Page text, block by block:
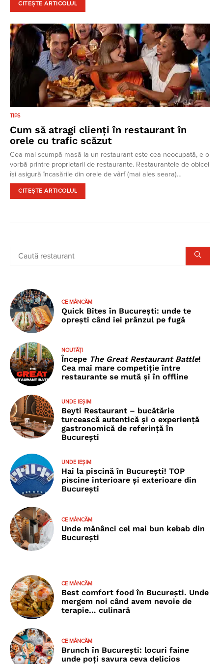
CITEȘTE ARTICOLUL
TIPS
Cum să atragi clienți în restaurant în
orele cu trafic scăzut
Cea mai scumpă masă la un restaurant este cea neocupată, e o
vorbă printre proprietarii de restaurante. Restaurantele de obicei
își asigură încasările din orele de vârf (mai ales seara)…
CITEȘTE ARTICOLUL
CE MÂNCĂM
Quick Bites în București: unde te
oprești când iei prânzul pe fugă
NOUTĂȚI
Începe The Great Restaurant Battle!
Cea mai mare competiție între
restaurante se mută și în offline
UNDE IEȘIM
Beyti Restaurant – bucătărie
turcească autentică și o experiență
gastronomică de referință în
București
UNDE IEȘIM
Hai la piscină în București! TOP
piscine interioare și exterioare din
București
CE MÂNCĂM
Unde mănânci cel mai bun kebab din
București
CE MÂNCĂM
Best comfort food în București. Unde
mergem noi când avem nevoie de
terapie… culinară
CE MÂNCĂM
Brunch în București: locuri faine
unde poţi savura ceva delicios